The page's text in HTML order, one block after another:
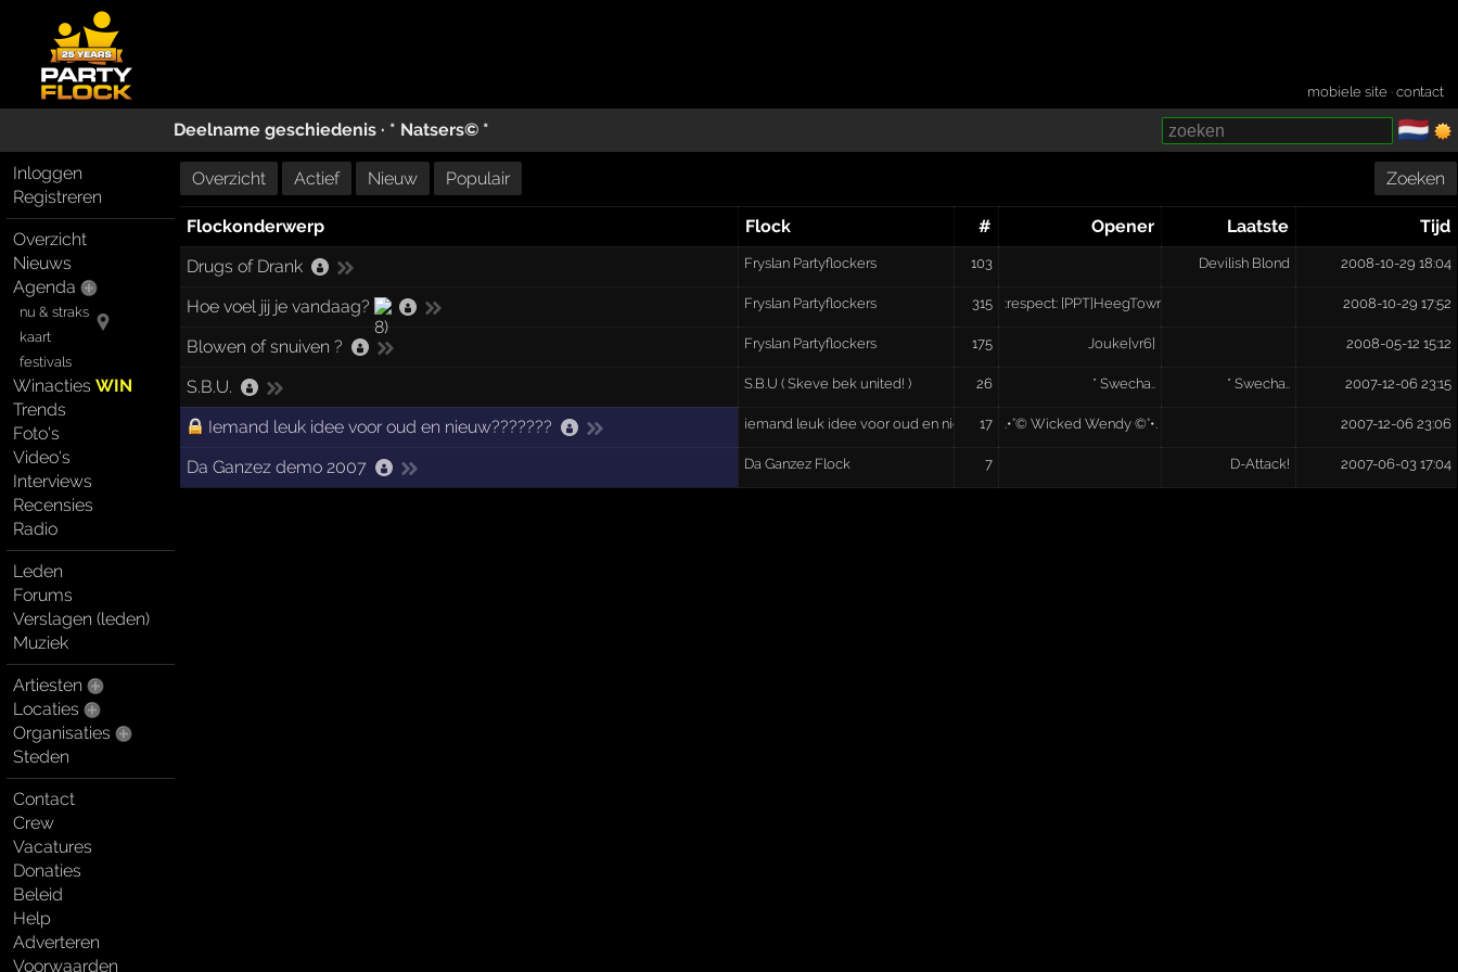
mobiele site ·contact
Deelname geschiedenis · * Natsers© * 🇳🇱
Inloggen
Registreren
Overzicht
Nieuws
Agenda
nu & straks
kaart
festivals
WinactiesWIN
Trends
Foto's
Video's
Interviews
Recensies
Radio
Leden
Forums
Verslagen (leden)
Muziek
Artiesten
Locaties
Organisaties
Steden
Contact
Crew
Vacatures
Donaties
Beleid
Help
Adverteren
Voorwaarden
Overzicht Actief Nieuw Populair Zoeken
Flockonderwerp Flock # Opener Laatste
Tijd
Drugs of Drank
Fryslan Partyflockers 103 Devilish Blond 2008-10-29 18:04
Hoe voel jij je vandaag? Fryslan Partyflockers 315 :respect: [PPT]HeegTownMadness [PPT]:@ 2008-10-29 17:52
Blowen of snuiven ? Fryslan Partyflockers 175 Jouke[vr6] 2008-05-12 15:12
S.B.U. S.B.U ( Skeve bek united! ) 26 * Swecha.. * Swecha.. 2007-12-06 23:15
Iemand leuk idee voor oud en nieuw??????? iemand leuk idee voor oud en nieuw???????
17 .•°© Wicked Wendy ©°•. 2007-12-06 23:06
Da Ganzez demo 2007 Da Ganzez Flock 7 D-Attack! 2007-06-03 17:04